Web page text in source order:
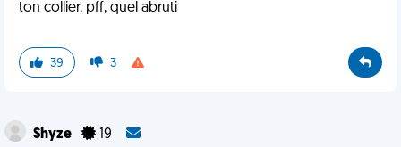
ton collier, pff, quel abruti
39 3
Shyze 19